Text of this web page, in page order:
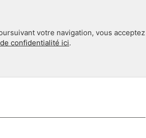
votre navigation, vous acceptez
confidentialité ici.